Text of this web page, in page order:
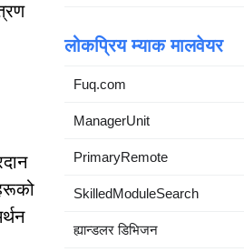
लोकप्रिय म्याक मालवेयर
Fuq.com
ManagerUnit
PrimaryRemote
SkilledModuleSearch
ह्यान्डलर डिभिजन